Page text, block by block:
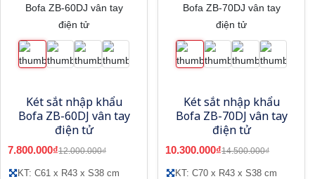
Két sắt nhập khẩu
Bofa ZB-60DJ vân tay
điện tử
7.800.000₫12.000.000₫
KT: C61 x R43 x S38 cm
Két sắt nhập khẩu
Bofa ZB-70DJ vân tay
điện tử
10.300.000₫14.500.000₫
KT: C70 x R43 x S38 cm